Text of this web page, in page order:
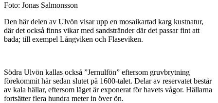
Foto: Jonas Salmonsson
Den här delen av Ulvön visar upp en mosaikartad karg kustnatur,
där det också finns vikar med sandstränder där det passar fint att
bada; till exempel Långviken och Flaseviken.
Södra Ulvön kallas också ”Jernulfön” eftersom gruvbrytning
förekommit här sedan slutet på 1600-talet. Delar av reservatet består
av kala hällar, eftersom läget är exponerat för havets vågor. Hällarna
fortsätter flera hundra meter in över ön.